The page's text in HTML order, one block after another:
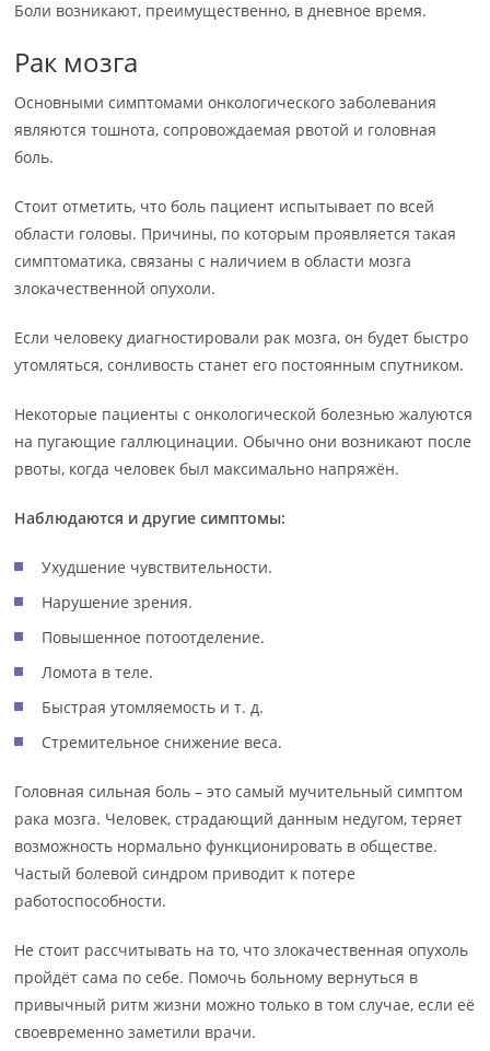
Боли возникают, преимущественно, в дневное время.
Рак мозга
Основными симптомами онкологического заболевания
являются тошнота, сопровождаемая рвотой и головная
боль.
Стоит отметить, что боль пациент испытывает по всей
области головы. Причины, по которым проявляется такая
симптоматика, связаны с наличием в области мозга
злокачественной опухоли.
Если человеку диагностировали рак мозга, он будет быстро
утомляться, сонливость станет его постоянным спутником.
Некоторые пациенты с онкологической болезнью жалуются
на пугающие галлюцинации. Обычно они возникают после
рвоты, когда человек был максимально напряжён.
Наблюдаются и другие симптомы:
Ухудшение чувствительности.
Нарушение зрения.
Повышенное потоотделение.
Ломота в теле.
Быстрая утомляемость и т. д.
Стремительное снижение веса.
Головная сильная боль – это самый мучительный симптом
рака мозга. Человек, страдающий данным недугом, теряет
возможность нормально функционировать в обществе.
Частый болевой синдром приводит к потере
работоспособности.
Не стоит рассчитывать на то, что злокачественная опухоль
пройдёт сама по себе. Помочь больному вернуться в
привычный ритм жизни можно только в том случае, если её
своевременно заметили врачи.